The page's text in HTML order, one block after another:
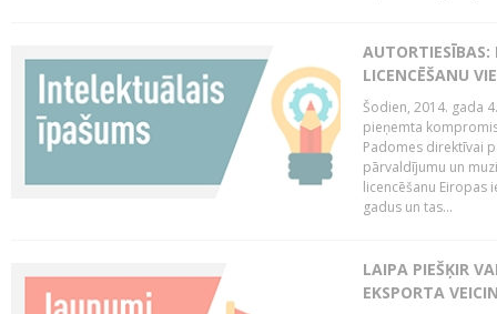
AUTORTIESĪBAS:
LICENCĒŠANU
Šodien, 2014. gada
pieņemta
Padomes direktīvai
pārvaldījumu un
licencēšanu Eiropas
gadus un tas...
LAIPA PIEŠĶIR
EKSPORTA